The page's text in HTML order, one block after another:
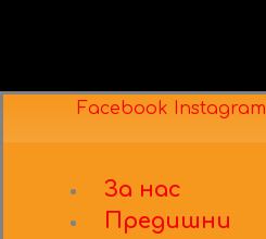
Facebook Instagram
За нас
Предишни